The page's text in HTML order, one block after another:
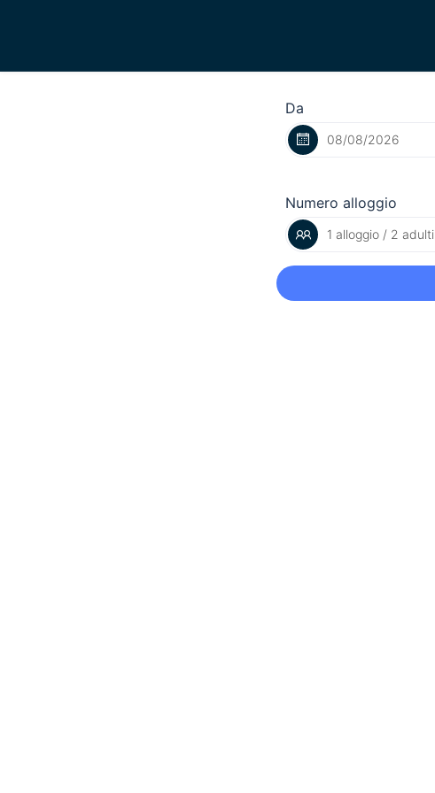
Da
Numero alloggio
1 alloggio / 2 adulti